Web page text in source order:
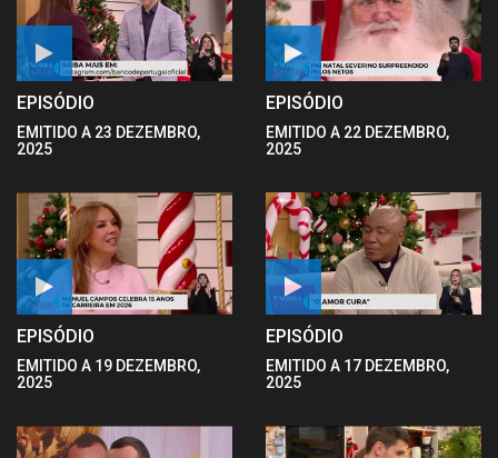
EPISÓDIO
EMITIDO A 23 DEZEMBRO,
2025
EPISÓDIO
EMITIDO A 22 DEZEMBRO,
2025
EPISÓDIO
EMITIDO A 19 DEZEMBRO,
2025
EPISÓDIO
EMITIDO A 17 DEZEMBRO,
2025